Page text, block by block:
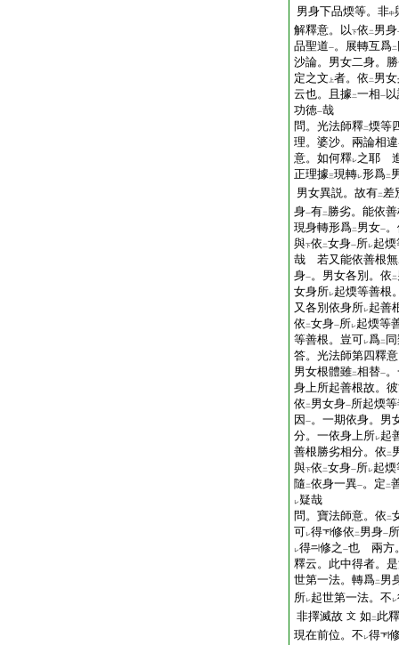
男身下品煗等。非中
解釋意。以下依 二 男身
品聖道一。展轉互爲二
沙論。男女二身。
定之文
上者。依 二 男
云也。且據二一相一
功徳一哉
問。光法師釋二煗等
理。婆沙。兩論相違
意。如何釋レ之耶
正理據三現轉レ形爲二
男女異説。故有二差
身一有二 勝劣。能依
現身轉形爲二 男女一
與下依 二女身一所レ起
哉 若又能依善根無
身一。男女各別。依 二
女身所レ起煗等善根
又各別依身所レ起善
依 二女身一所レ起煗等
等善根。豈可レ爲二
答。光法師第四釋
男女根體雖二相替一
身上所起善根故。
依 二 男女身一所起煗
因 一。一期依身。男
分。一依身上所レ起
善根勝劣相分。依 二
與下依 二女身一所レ起
隨 二依身一異一。定 二
レ疑哉
問。寶法師意。依 二
可レ得 修依 二 男身一所
レ得 修之 一也 兩方
釋云。此中得者。
世第一法。轉爲二 男
所レ起世第一法。不 レ
非擇滅故 文 如 二 此釋
現在前位。不 レ得